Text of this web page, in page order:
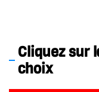
Cliquez sur
choix